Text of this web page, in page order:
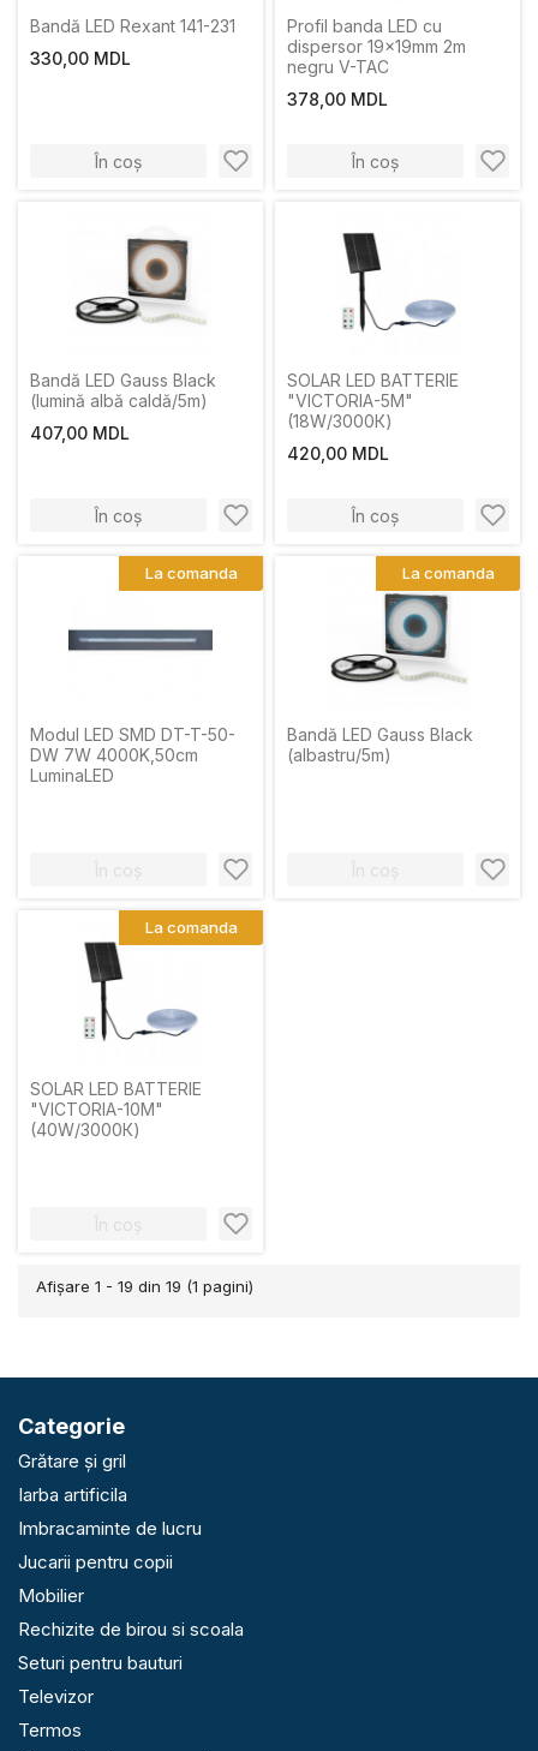
Bandă LED Rexant 141-231
330,00 MDL
În coș
Profil banda LED cu
dispersor 19x19mm 2m
negru V-TAC
378,00 MDL
În coș
Bandă LED Gauss Black
(lumină albă caldă/5m)
407,00 MDL
În coș
SOLAR LED BATTERIE
"VICTORIA-5M"
(18W/3000К)
420,00 MDL
În coș
Modul LED SMD DT-T-50-
DW 7W 4000K,50cm
LuminaLED
În coș
La comanda
Bandă LED Gauss Black
(albastru/5m)
În coș
La comanda
SOLAR LED BATTERIE
"VICTORIA-10M"
(40W/3000К)
În coș
La comanda
Afişare 1 - 19 din 19 (1 pagini)
Categorie
Grătare și gril
Iarba artificila
Imbracaminte de lucru
Jucarii pentru copii
Mobilier
Rechizite de birou si scoala
Seturi pentru bauturi
Televizor
Termos